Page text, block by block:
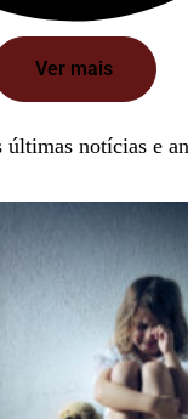
Ver mais
últimas notícias e